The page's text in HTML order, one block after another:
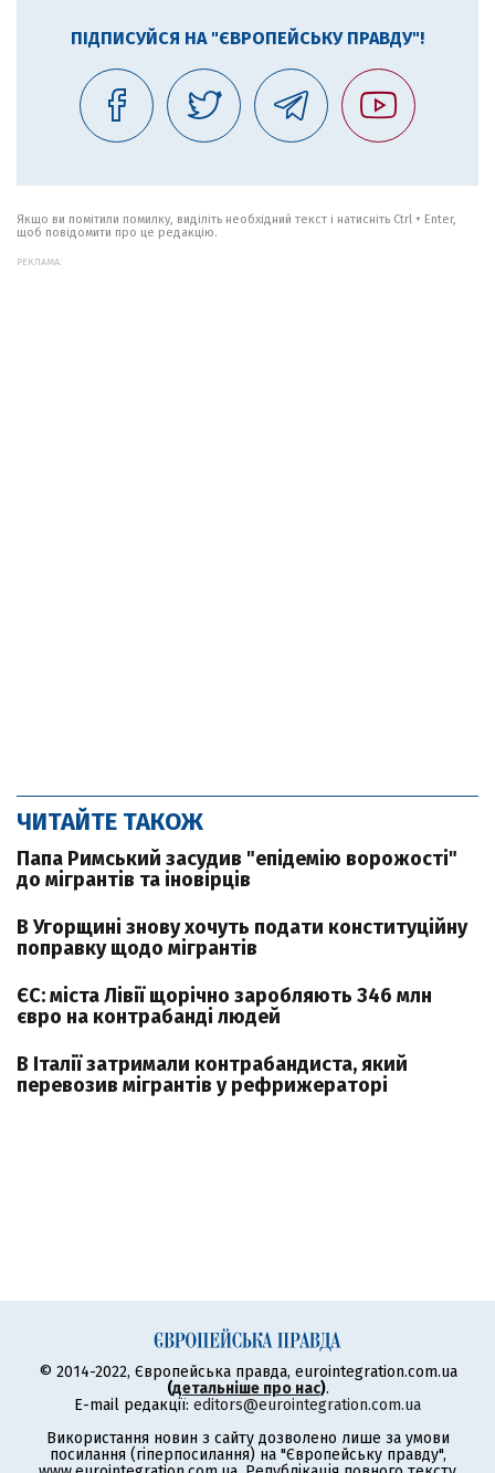
ПІДПИСУЙСЯ НА "ЄВРОПЕЙСЬКУ ПРАВДУ"!
Якщо ви помітили помилку, виділіть необхідний текст і натисніть Ctrl + Enter,
щоб повідомити про це редакцію.
РЕКЛАМА:
ЧИТАЙТЕ ТАКОЖ
Папа Римський засудив "епідемію ворожості"
до мігрантів та іновірців
В Угорщині знову хочуть подати конституційну
поправку щодо мігрантів
ЄС: міста Лівії щорічно заробляють 346 млн
євро на контрабанді людей
В Італії затримали контрабандиста, який
перевозив мігрантів у рефрижераторі
© 2014-2022, Європейська правда, eurointegration.com.ua
(детальніше про нас).
E-mail редакції: editors@eurointegration.com.ua
Використання новин з сайту дозволено лише за умови
посилання (гіперпосилання) на "Європейську правду",